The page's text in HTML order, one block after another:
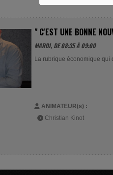
" C'EST UNE BONNE
MARDI, DE 08:35 À 09:00
La rubrique économique
ANIMATEUR(s) :
Christian Kinot